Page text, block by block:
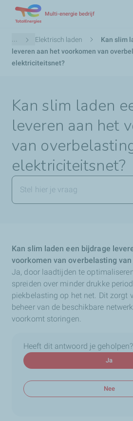
naar
de
Multi-energie bedrijf
Kruimelpad
... Elektrisch laden
Kan slim
leveren aan het voorkomen van
elektriciteitsnet?
Kan slim laden
leveren aan het
van
elektriciteitsnet?
Kan slim laden een bijdrage
voorkomen van overbelasting
Ja, door laadtijden te
spreiden over minder drukke
piekbelasting op het net. Dit zorgt
beheer van de beschikbare
voorkomt storingen.
Heeft dit antwoord je geholpen?
Ja
Nee